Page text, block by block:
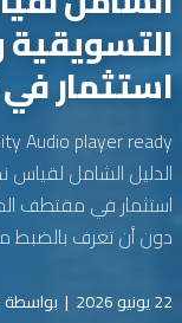
استثمار في 2026
الدليل الشامل
استثمار في مقتطف
دون أن تعرف بالضبط
22 يونيو 2026 |